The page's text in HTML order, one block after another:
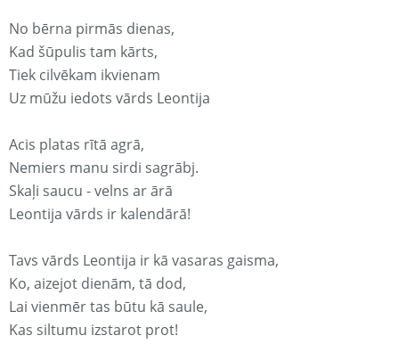
No bērna pirmās dienas,
Kad šūpulis tam kārts,
Tiek cilvēkam ikvienam
Uz mūžu iedots vārds Leontija
Acis platas rītā agrā,
Nemiers manu sirdi sagrābj.
Skaļi saucu - velns ar ārā
Leontija vārds ir kalendārā!
Tavs vārds Leontija ir kā vasaras gaisma,
Ko, aizejot dienām, tā dod,
Lai vienmēr tas būtu kā saule,
Kas siltumu izstarot prot!